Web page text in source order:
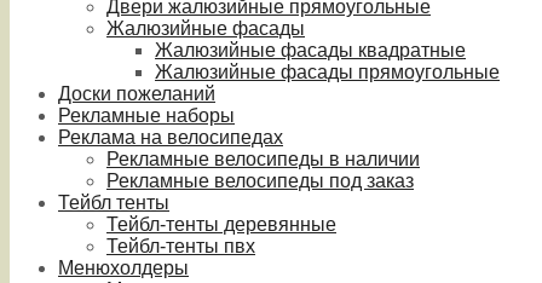
Двери жалюзийные прямоугольные
Жалюзийные фасады
Жалюзийные фасады квадратные
Жалюзийные фасады прямоугольные
Доски пожеланий
Рекламные наборы
Реклама на велосипедах
Рекламные велосипеды в наличии
Рекламные велосипеды под заказ
Тейбл тенты
Тейбл-тенты деревянные
Тейбл-тенты пвх
Менюхолдеры